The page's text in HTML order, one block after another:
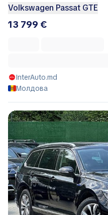
Volkswagen Passat GTE
13 799 €
InterAuto.md
Молдова